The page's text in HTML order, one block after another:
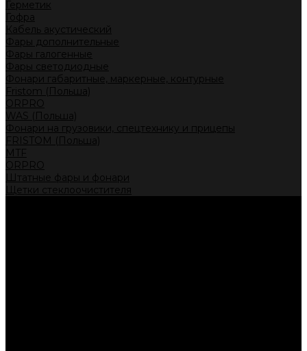
Герметик
Гофра
Кабель акустический
Фары дополнительные
Фары галогенные
Фары светодиодные
Фонари габаритные, маркерные, контурные
Fristom (Польша)
ORPRO
WAS (Польша)
Фонари на грузовики, спецтехнику и прицепы
FRISTOM (Польша)
MTF
ORPRO
Штатные фары и фонари
Щетки стеклоочистителя